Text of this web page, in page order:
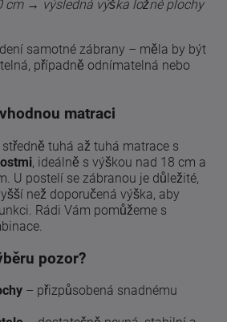
cm → výsledná výška ložné plochy
samotné zábrany – měla by být
případně odnímatelná nebo
matraci
tuhá až tuhá matrace s
, ideálně s výškou nad 18 cm a
U postelí se zábranou je důležité,
než doporučená výška, aby
Rádi Vám pomůžeme s
pozor?
– přizpůsobená snadnému